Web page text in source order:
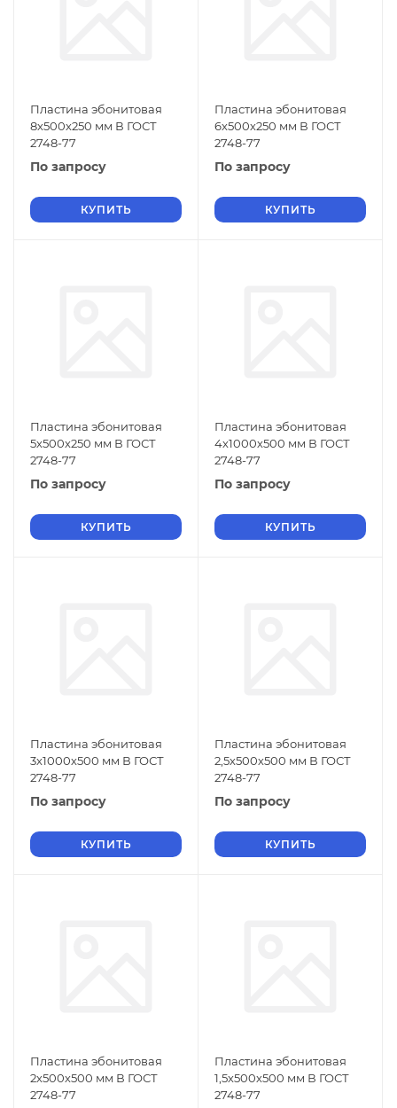
Пластина эбонитовая
8х500х250 мм В ГОСТ
2748-77
По запросу
КУПИТЬ
Пластина эбонитовая
6х500х250 мм В ГОСТ
2748-77
По запросу
КУПИТЬ
Пластина эбонитовая
5х500х250 мм В ГОСТ
2748-77
По запросу
КУПИТЬ
Пластина эбонитовая
4х1000х500 мм В ГОСТ
2748-77
По запросу
КУПИТЬ
Пластина эбонитовая
3х1000х500 мм В ГОСТ
2748-77
По запросу
КУПИТЬ
Пластина эбонитовая
2,5х500х500 мм В ГОСТ
2748-77
По запросу
КУПИТЬ
Пластина эбонитовая
2х500х500 мм В ГОСТ
2748-77
Пластина эбонитовая
1,5х500х500 мм В ГОСТ
2748-77